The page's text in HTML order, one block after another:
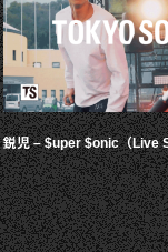
鋭児 – $uper $onic（Live